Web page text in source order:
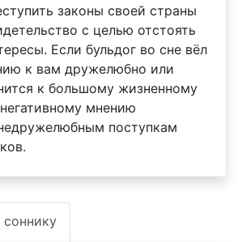
законы своей страны
с целью отстоять
Если бульдог во сне вёл
к вам дружелюбно или
к большому жизненному
мнению
поступкам